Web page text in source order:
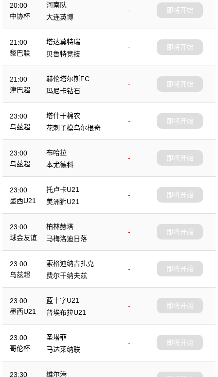
20:00
中协杯
河南队
-
大连英博
即将开始
21:00
黎巴联
塔达莫特瑞
-
贝鲁特竞技
即将开始
21:00
津巴超
赫伦塔尔斯FC
-
玛尼卡钻石
即将开始
23:00
乌兹超
塔什干棉农
-
花刺子模乌尔根奇
即将开始
23:00
乌兹超
布哈拉
-
本尤德科
即将开始
23:00
墨西U21
托卢卡U21
-
美洲狮U21
即将开始
23:00
球会友谊
柏林赫塔
-
马梅洛迪日落
即将开始
23:00
乌兹超
索格迪纳吉扎克
-
费尔干纳夫兹
即将开始
23:00
墨西U21
蓝十字U21
-
普埃布拉U21
即将开始
23:00
哥伦杯
圣塔菲
-
马达莱纳联
即将开始
23:30 维尔港